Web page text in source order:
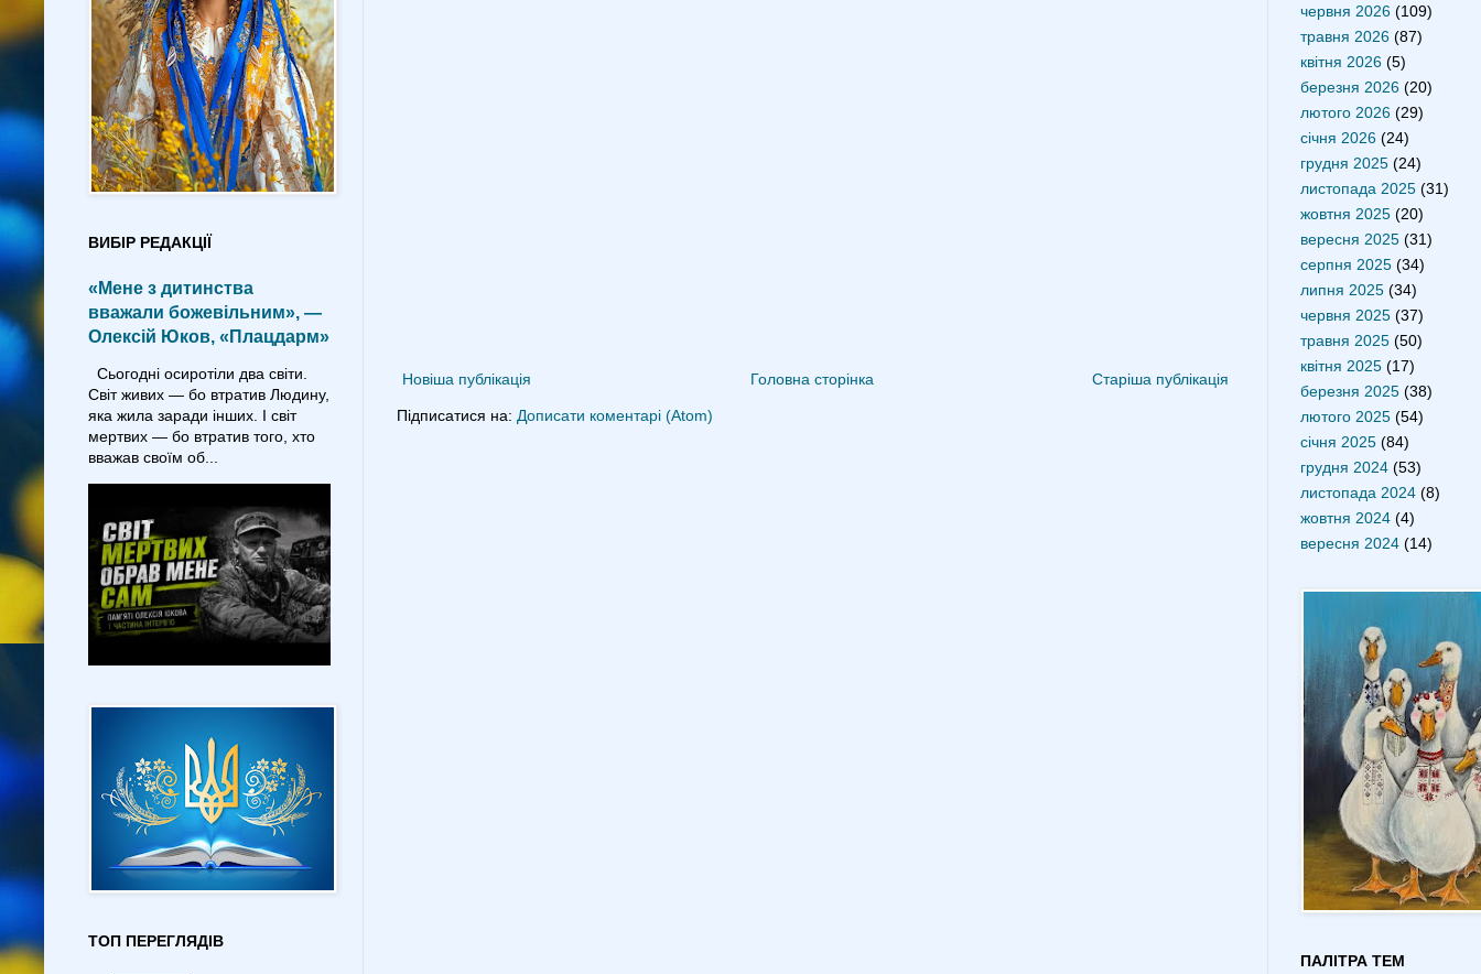
Новіша публікація Старіша публікація
Головна сторінка
Підписатися на: Дописати коментарі (Atom)
ВИБІР РЕДАКЦІЇ
«Мене з дитинства
вважали божевільним», —
Олексій Юков, «Плацдарм»
Сьогодні осиротіли два світи.
Світ живих — бо втратив Людину,
яка жила заради інших. І світ
мертвих — бо втратив того, хто
вважав своїм об...
ТОП ПЕРЕГЛЯДІВ
червня 2026 (109)
травня 2026 (87)
квітня 2026 (5)
березня 2026 (20)
лютого 2026 (29)
січня 2026 (24)
грудня 2025 (24)
листопада 2025 (31)
жовтня 2025 (20)
вересня 2025 (31)
серпня 2025 (34)
липня 2025 (34)
червня 2025 (37)
травня 2025 (50)
квітня 2025 (17)
березня 2025 (38)
лютого 2025 (54)
січня 2025 (84)
грудня 2024 (53)
листопада 2024 (8)
жовтня 2024 (4)
вересня 2024 (14)
ПАЛІТРА ТЕМ